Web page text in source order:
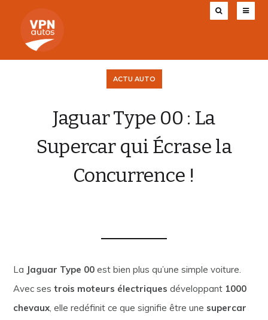
ACTU AUTO
Jaguar Type 00 : La
Supercar qui Écrase la
Concurrence !
La Jaguar Type 00 est bien plus qu’une simple voiture.
Avec sestrois moteurs électriques développant 1000
chevaux, elle redéfinit ce que signifie être une supercar